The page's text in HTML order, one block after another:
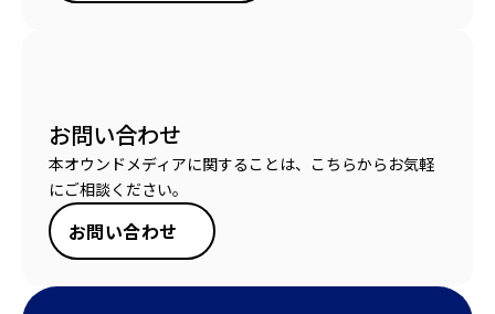
お問い合わせ
本オウンドメディアに関することは、こちらからお気軽
にご相談ください。
お問い合わせ